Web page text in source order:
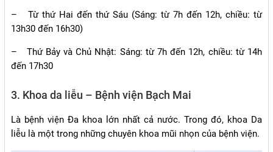
–
Từ thứ Hai đến thứ Sáu (Sáng: từ 7h đến 12h, chiều: từ
13h30 đến 16h30)
–
Thứ Bảy và Chủ Nhật: Sáng: từ 7h đến 12h, chiều: từ 14h
đến 17h30
3. Khoa da liễu – Bệnh viện Bạch Mai
Là bệnh viện Đa khoa lớn nhất cả nước. Trong đó, khoa Da
liễu là một trong những chuyên khoa mũi nhọn của bệnh viện.